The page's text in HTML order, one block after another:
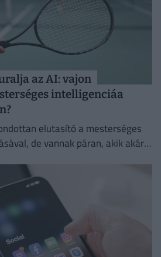
az AI: vajon
intelligenciáa
elutasító a mesterséges
de vannak páran, akik akár a